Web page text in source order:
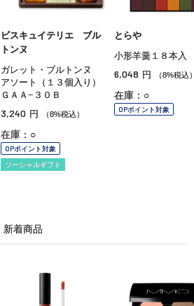
ビスキュイテリエ ブル
トンヌ
ガレット・ブルトンヌ
アソート（１３個入り）
ＧＡＡ−３０Ｂ
3,240 円 （8%税込）
在庫：○
OPポイント対象
ソーシャルギフト
とらや
小形羊羹１８本入
6,048 円 （8%税込
在庫：○
OPポイント対象
新着商品